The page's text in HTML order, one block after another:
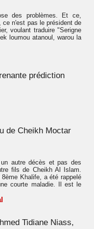
des problèmes. Et ce,
n'est pas le président de
voulant traduire "Serigne
loumou atanoul, warou la
prédiction
de Cheikh Moctar
autre décès et pas des
fils de Cheikh Al Islam.
Khalife, a été rappelé
courte maladie. Il est le
Tidiane Niass,